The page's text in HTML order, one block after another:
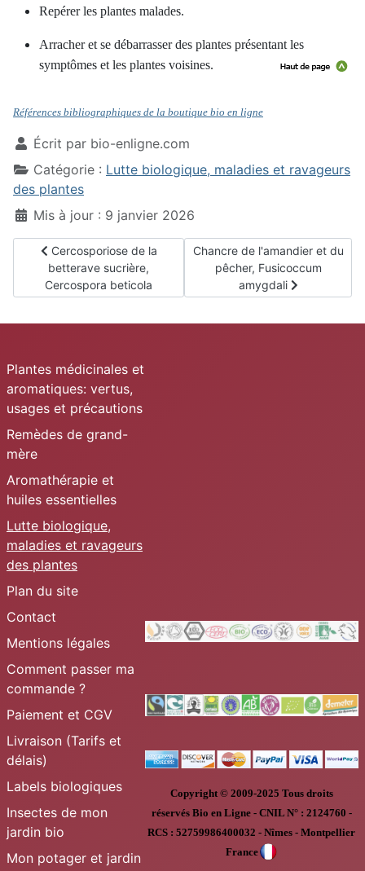
Repérer les plantes malades.
Arracher et se débarrasser des plantes présentant les
symptômes et les plantes voisines.
Références bibliographiques de la boutique bio en ligne
Écrit par bio-enligne.com
Catégorie : Lutte biologique, maladies et ravageurs
des plantes
Mis à jour : 9 janvier 2026
Article précédent : Cercosporiose de la betterave sucrière,
Cercosporiose de la
betterave sucrière,
Cercospora beticola
Article suivant : Chancre de
Chancre de l'amandier et du
pêcher, Fusicoccum
amygdali
Plantes médicinales et
aromatiques: vertus,
usages et précautions
Remèdes de grand-
mère
Aromathérapie et
huiles essentielles
Lutte biologique,
maladies et ravageurs
des plantes
Plan du site
Contact
Mentions légales
Comment passer ma
commande ?
Paiement et CGV
Livraison (Tarifs et
délais)
Labels biologiques
Insectes de mon
jardin bio
Mon potager et jardin
Copyright © 2009-2025 Tous droits
réservésBio en Ligne - CNIL N° : 2124760 -
RCS : 52759986400032 - Nîmes - Montpellier
France